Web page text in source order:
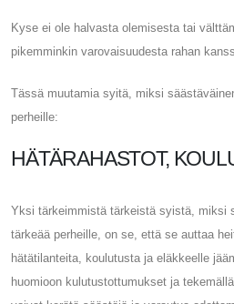
Kyse ei ole halvasta olemisesta tai
pikemminkin varovaisuudesta rahan
Tässä muutamia syitä, miksi
perheille:
HÄTÄRAHASTOT,
Yksi tärkeimmistä tärkeistä syistä, miksi
tärkeää perheille, on se, että se auttaa
hätätilanteita, koulutusta ja eläkkeelle
huomioon kulutustottumukset ja